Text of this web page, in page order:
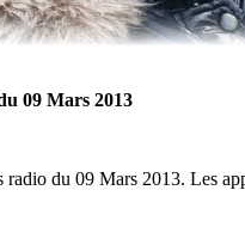
09 Mars 2013
du 09 Mars 2013. Les